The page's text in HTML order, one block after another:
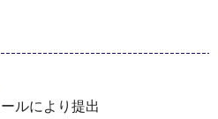
ルにより提出